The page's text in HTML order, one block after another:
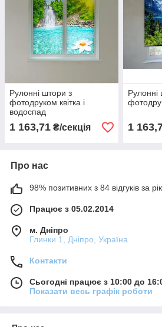
Рулонні штори з
фотодруком квітка і
водоспад
1 163,71 ₴/секція
Рулонні
1
Про нас
98% позитивних з 84 відгуків за рік
Працює з 05.02.2014
м. Дніпро
Глинки 1, Дніпро, Україна
Контакти
Сьогодні працює з 10:00 до
Показати весь графік роботи